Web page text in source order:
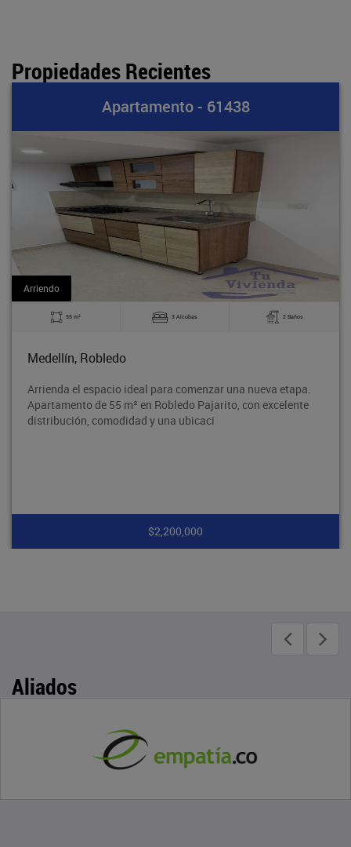
Propiedades Recientes
2 Baños
una nueva etapa.
con excelente
Apartamento -
Excelente apartamento en el Barrio
tradicional Barrio Obrero de Bello, en
segura y con excelente acceso al t
Aliados